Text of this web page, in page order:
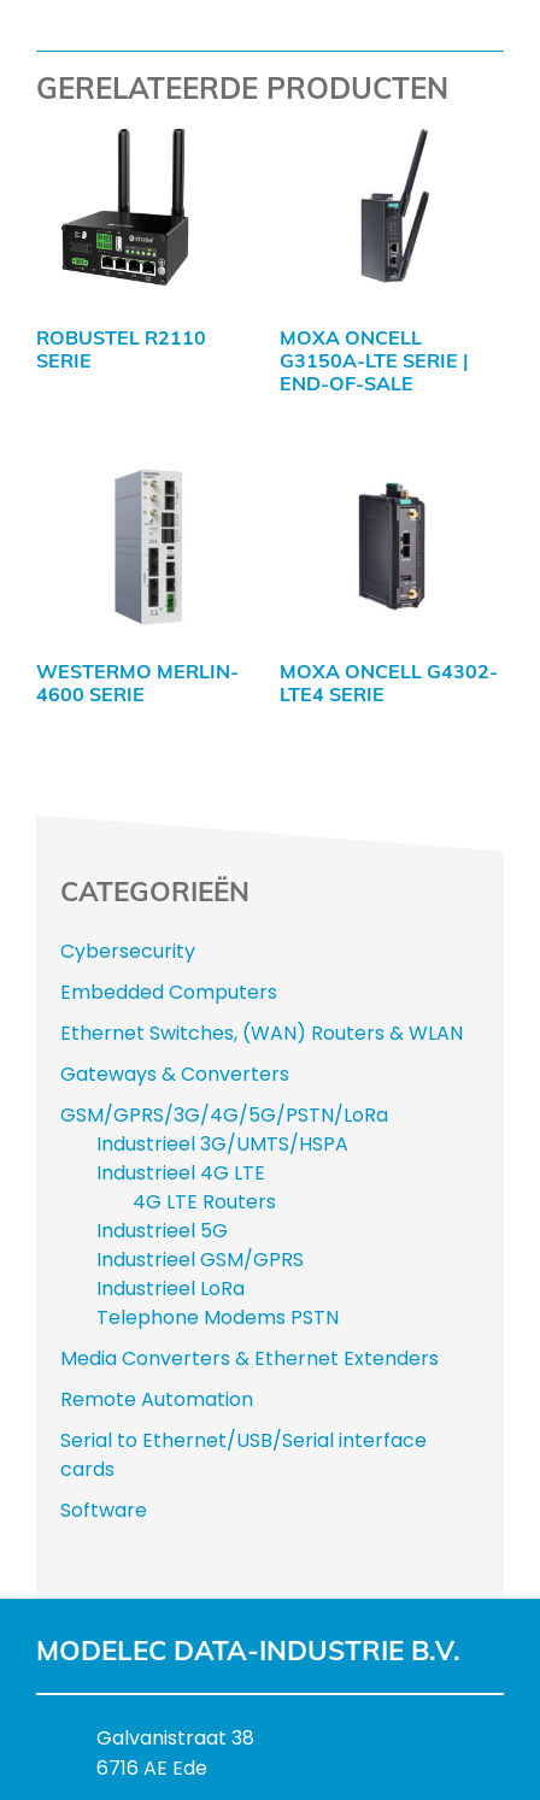
GERELATEERDE PRODUCTEN
ROBUSTEL R2110
SERIE
MOXA ONCELL
G3150A-LTE SERIE |
END-OF-SALE
WESTERMO MERLIN-
4600 SERIE
MOXA ONCELL G4302-
LTE4 SERIE
CATEGORIEËN
Cybersecurity
Embedded Computers
Ethernet Switches, (WAN) Routers & WLAN
Gateways & Converters
GSM/GPRS/3G/4G/5G/PSTN/LoRa
Industrieel 3G/UMTS/HSPA
Industrieel 4G LTE
4G LTE Routers
Industrieel 5G
Industrieel GSM/GPRS
Industrieel LoRa
Telephone Modems PSTN
Media Converters & Ethernet Extenders
Remote Automation
Serial to Ethernet/USB/Serial interface
cards
Software
MODELEC DATA-INDUSTRIE B.V.
B
e
Galvanistraat 38
6716 AE Ede